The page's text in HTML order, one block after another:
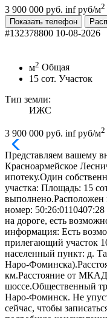
3 900 000 руб. inf руб/м2
Показать телефон
#132378800 10-08-2026
м2 Общая
15 сот. Участок
Тип земли:
ИЖС
3 900 000 руб. inf руб/м2
Представляем вашему
Красноармейское
ипотеку.Один
участка: Площадь: 15
выполнено.Расположен
номер:
на дороге, есть
информация: Есть
прилегающий участок
населенный пункт: д.
Наро-
км.Расстояние от
шоссе.Общественный
Наро-Фоминск. Не
сейчас, чтобы